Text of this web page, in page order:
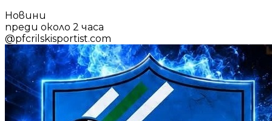
Новини
преди около 2 часа
@pfcrilskisportist.com